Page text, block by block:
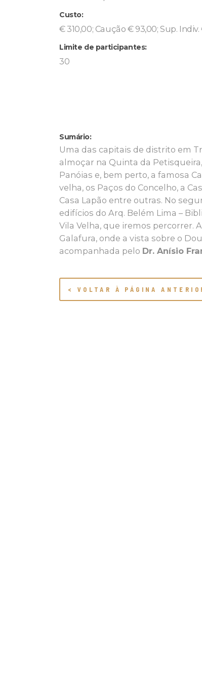
Custo:
€ 310,00; Caução € 93,00; Sup.
Limite de participantes:
30
Sumário:
Uma das capitais de distrito em
almoçar na Quinta da
Panóias e, bem perto, a famosa
velha, os Paços do Concelho, a
Casa Lapão entre outras. No
edifícios do Arq. Belém Lima –
Vila Velha, que iremos percorrer.
Galafura, onde a vista sobre o
acompanhada pelo Dr. Anísio
< VOLTAR À PÁGINA